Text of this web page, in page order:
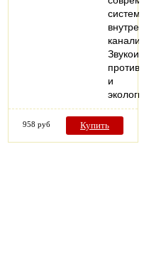
систем
и
958 руб Купить